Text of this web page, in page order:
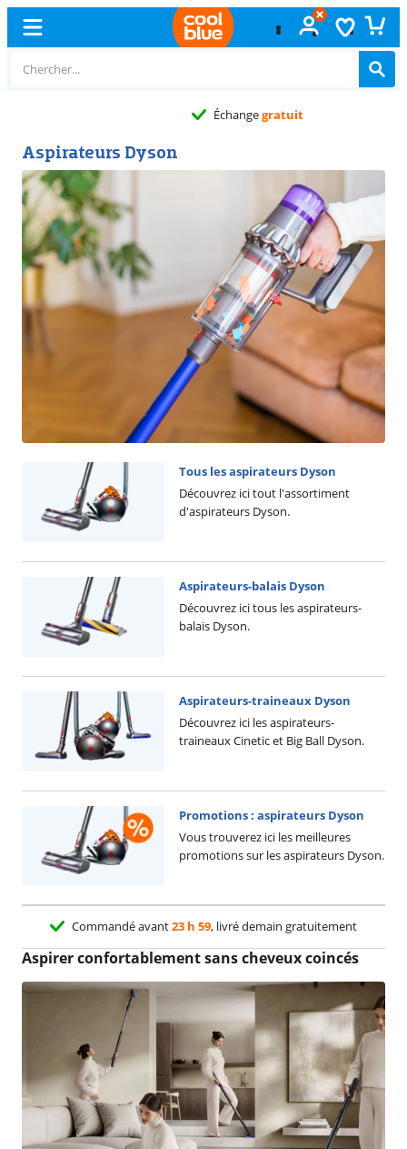
Échangegratuit
Aspirateurs Dyson
Tous les aspirateurs Dyson
Découvrez ici tout l'assortiment
d'aspirateurs Dyson.
Aspirateurs-balais Dyson
Découvrez ici tous les aspirateurs-
balais Dyson.
Aspirateurs-traineaux Dyson
Découvrez ici les aspirateurs-
traineaux Cinetic et Big Ball Dyson.
Promotions : aspirateurs Dyson
Vous trouverez ici les meilleures
promotions sur les aspirateurs Dyson.
Commandé avant23 h 59, livré demain gratuitement
Aspirer confortablement sans cheveux coincés